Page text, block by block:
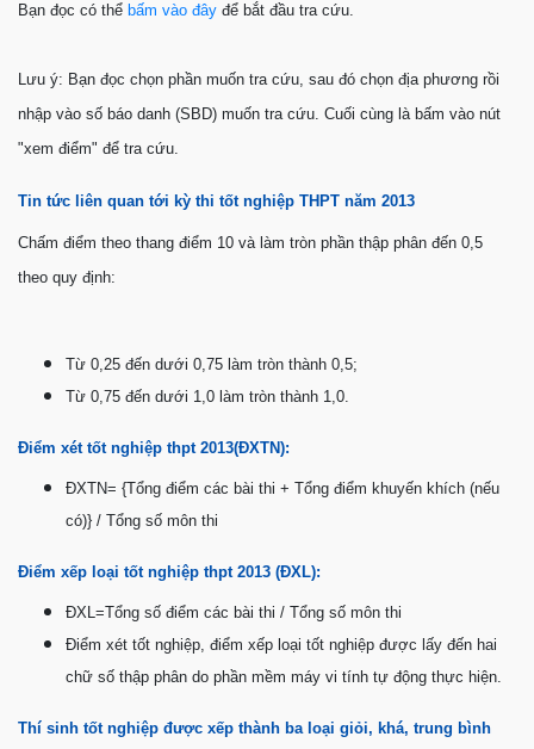
Bạn đọc có thể bấm vào đây để bắt đầu tra cứu.
Lưu ý: Bạn đọc chọn phần muốn tra cứu, sau đó chọn địa phương rồi
nhập vào số báo danh (SBD) muốn tra cứu. Cuối cùng là bấm vào nút
"xem điểm" để tra cứu.
Tin tức liên quan tới kỳ thi tốt nghiệp THPT năm 2013
Chấm điểm theo thang điểm 10 và làm tròn phần thập phân đến 0,5
theo quy định:
Từ 0,25 đến dưới 0,75 làm tròn thành 0,5;
Từ 0,75 đến dưới 1,0 làm tròn thành 1,0.
Điểm xét tốt nghiệp thpt 2013(ĐXTN):
ĐXTN= {Tổng điểm các bài thi + Tổng điểm khuyến khích (nếu
có)} / Tổng số môn thi
Điểm xếp loại tốt nghiệp thpt 2013 (ĐXL):
ĐXL=Tổng số điểm các bài thi / Tổng số môn thi
Điểm xét tốt nghiệp, điểm xếp loại tốt nghiệp được lấy đến hai
chữ số thập phân do phần mềm máy vi tính tự động thực hiện.
Thí sinh tốt nghiệp được xếp thành ba loại giỏi, khá, trung bình